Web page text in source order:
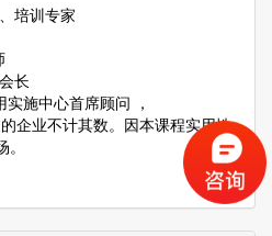
培训专家
长
施中心首席顾问 ，
企业不计其数。因本课程实用性